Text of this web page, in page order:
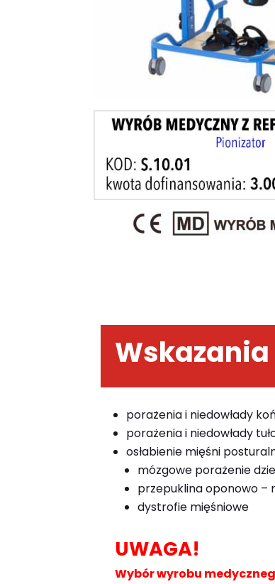
Wskazania
porażenia i niedowłady
porażenia i niedowłady
osłabienie mięśni
mózgowe porażenie
przepuklina oponowo –
dystrofie mięśniowe
UWAGA!
Wybór wyrobu